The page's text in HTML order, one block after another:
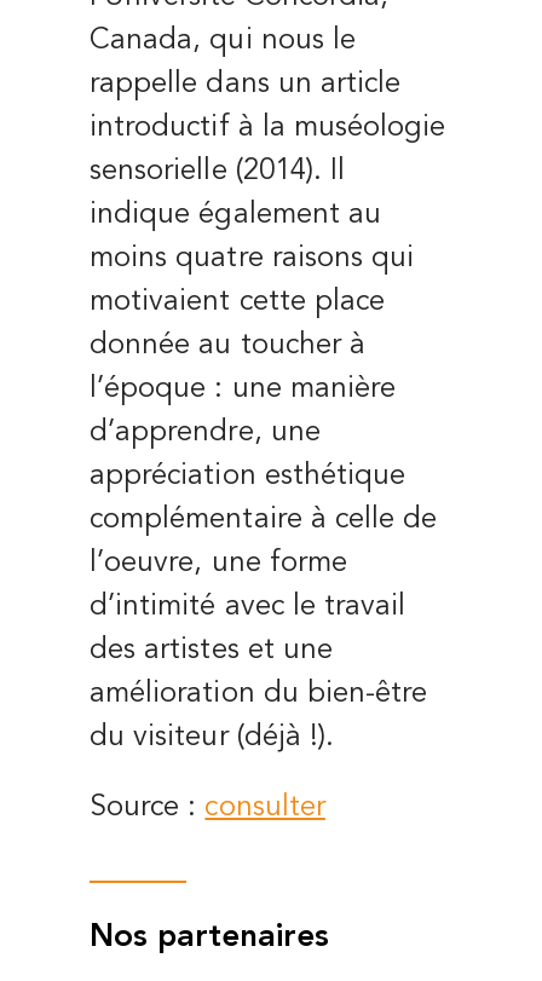
Canada, qui nous le
rappelle dans un article
introductif à la muséologie
sensorielle (2014). Il
indique également au
moins quatre raisons qui
motivaient cette place
donnée au toucher à
l’époque : une manière
d’apprendre, une
appréciation esthétique
complémentaire à celle de
l’oeuvre, une forme
d’intimité avec le travail
des artistes et une
amélioration du bien-être
du visiteur (déjà !).
Source : consulter
Nos partenaires